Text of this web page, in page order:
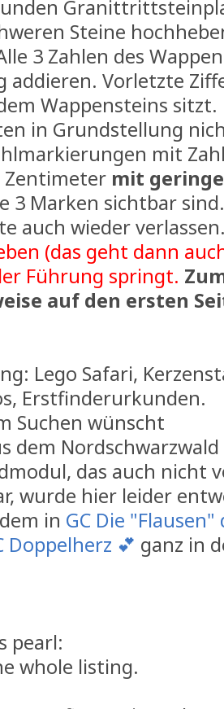
Steine
3 Zahlen des
addieren. Vorletzte
Wappensteins sitzt.
in Grundstellung
mit
Zentimeter mit
3 Marken sichtbar
auch wieder
(das geht dann
Führung springt.
auf den ersten
Lego Safari,
Erstfinderurkunden.
Suchen wünscht
dem Nordschwarzwald
das auch nicht
wurde hier leider
in GC Die
Doppelherz 💕 ganz in
pearl:
whole listing.